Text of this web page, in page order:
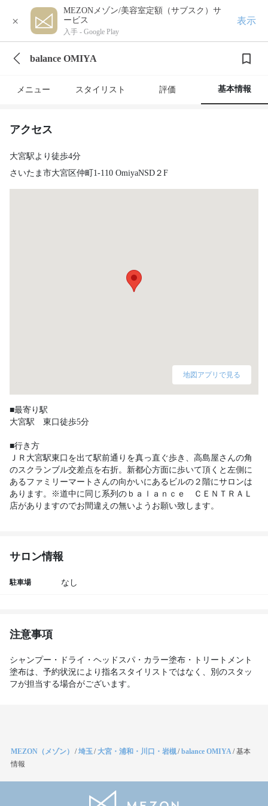
×
MEZONメゾン/美容室定額（サブスク）サ
ービス
入手 - Google Play
表示
balance OMIYA
メニュー スタイリスト 評価 基本情報
アクセス
大宮駅より徒歩4分
さいたま市大宮区仲町1-110 OmiyaNSD２F
地図アプリで見る
■最寄り駅
大宮駅　東口徒歩5分
■行き方
ＪＲ大宮駅東口を出て駅前通りを真っ直ぐ歩き、高島屋さんの角
のスクランブル交差点を右折。新都心方面に歩いて頂くと左側に
あるファミリーマートさんの向かいにあるビルの２階にサロンは
あります。※道中に同じ系列のｂａｌａｎｃｅ　ＣＥＮＴＲＡＬ
店がありますのでお間違えの無いようお願い致します。
サロン情報
駐車場 なし
注意事項
シャンプー・ドライ・ヘッドスパ・カラー塗布・トリートメント
塗布は、予約状況により指名スタイリストではなく、別のスタッ
フが担当する場合がございます。
MEZON（メゾン） /埼玉/大宮・浦和・川口・岩槻/balance OMIYA/基本
情報